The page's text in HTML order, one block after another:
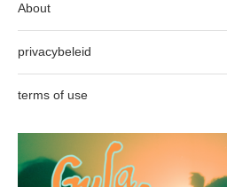
About
privacybeleid
terms of use